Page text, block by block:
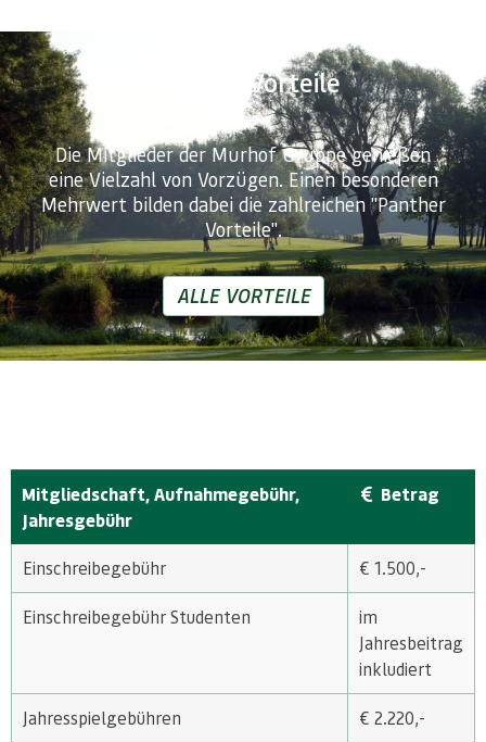
Panther Vorteile
Die Mitglieder der Murhof Gruppe genießen
eine Vielzahl von Vorzügen. Einen besonderen
Mehrwert bilden dabei die zahlreichen "Panther
Vorteile".
ALLE VORTEILE
Mitgliedschaft, Aufnahmegebühr,
Jahresgebühr
Betrag
Einschreibegebühr € 1.500,-
Einschreibegebühr Studenten
im
Jahresbeitrag
inkludiert
Jahresspielgebühren € 2.220,-